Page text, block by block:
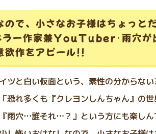
ので、小さなお子様はちょっと
ラー作家兼YouTuber･雨穴が
欲作をアピール!!
ツと白い仮面という、素性の分からな
恐れ多くも『クレヨンしんちゃん』の
雨穴…誰それ…？』という方にも楽しん